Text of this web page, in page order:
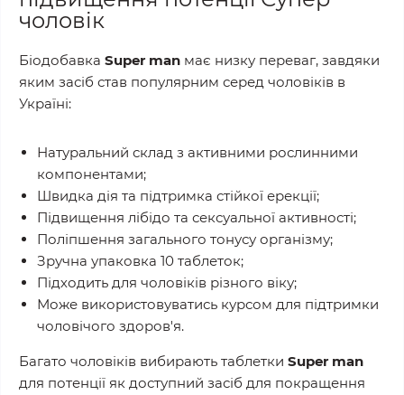
чоловік
Біодобавка Super man має низку переваг, завдяки
яким засіб став популярним серед чоловіків в
Україні:
Натуральний склад з активними рослинними
компонентами;
Швидка дія та підтримка стійкої ерекції;
Підвищення лібідо та сексуальної активності;
Поліпшення загального тонусу організму;
Зручна упаковка 10 таблеток;
Підходить для чоловіків різного віку;
Може використовуватись курсом для підтримки
чоловічого здоров'я.
Багато чоловіків вибирають таблетки Super man
для потенції як доступний засіб для покращення